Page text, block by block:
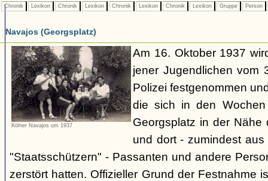
Chronik Lexikon Chronik Lexikon Chronik Lexikon Chronik Lexikon Gruppe Person
Navajos (Georgsplatz)
Kölner Navajos um 1937
Am 16. Oktober 1937
jener Jugendlichen vom
Polizei festgenommen
die sich in den
Georgsplatz in der Nähe
und dort - zumindest
"Staatsschützern" - Passanten und andere
zerstört hatten. Offizieller Grund der Festnahme